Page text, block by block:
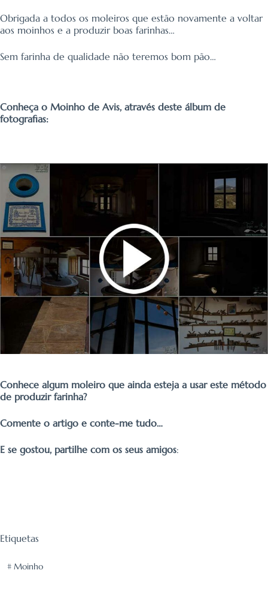
Obrigada a todos os moleiros que estão novamente a voltar
aos moinhos e a produzir boas farinhas…
Sem farinha de qualidade não teremos bom pão…
Conheça o Moinho de Avis, através deste álbum de
fotografias:
Conhece algum moleiro que ainda esteja a usar este método
de produzir farinha?
Comente o artigo e conte-me tudo…
E se gostou, partilhe com os seus amigos:
Etiquetas
#Moinho